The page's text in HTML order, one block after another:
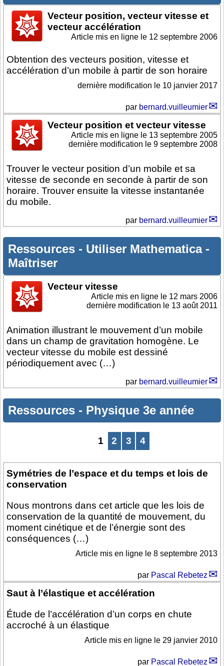
Vecteur position, vecteur vitesse et
vecteur accélération
Obtention des vecteurs position, vitesse et
accélération d’un mobile à partir de son horaire
Article mis en ligne le 12 septembre 2006
dernière modification le 10 janvier 2017
par bernard.vuilleumier
Vecteur position et vecteur vitesse
Trouver le vecteur position d’un mobile et sa
vitesse de seconde en seconde à partir de son
horaire. Trouver ensuite la vitesse instantanée
du mobile.
Article mis en ligne le 13 septembre 2005
dernière modification le 9 septembre 2008
par bernard.vuilleumier
Ressources - Utiliser Mathematica -
Maîtriser
Vecteur vitesse
Animation illustrant le mouvement d’un mobile
dans un champ de gravitation homogène. Le
vecteur vitesse du mobile est dessiné
périodiquement avec (…)
Article mis en ligne le 12 mars 2006
dernière modification le 13 août 2011
par bernard.vuilleumier
Ressources - Physique 3e année
1 2 3 4
Symétries de l’espace et du temps et lois de
conservation
Nous montrons dans cet article que les lois de
conservation de la quantité de mouvement, du
moment cinétique et de l’énergie sont des
conséquences (…)
Article mis en ligne le 8 septembre 2013
par Pascal Rebetez
Saut à l’élastique et accélération
Étude de l’accélération d’un corps en chute
accroché à un élastique
Article mis en ligne le 29 janvier 2010
par Pascal Rebetez